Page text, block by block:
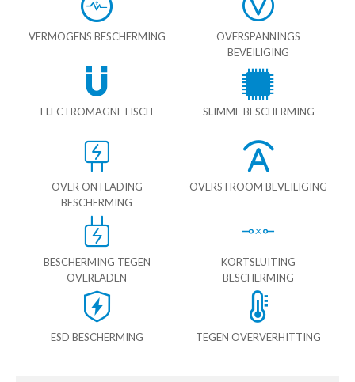
VERMOGENS BESCHERMING
OVERSPANNINGS
BEVEILIGING
ELECTROMAGNETISCH SLIMME BESCHERMING
OVER ONTLADING
BESCHERMING
OVERSTROOM BEVEILIGING
BESCHERMING TEGEN
OVERLADEN
KORTSLUITING
BESCHERMING
ESD BESCHERMING TEGEN OVERVERHITTING